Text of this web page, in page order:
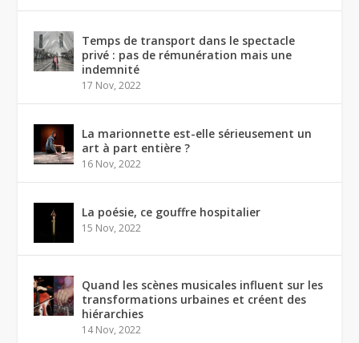
Temps de transport dans le spectacle
privé : pas de rémunération mais une
indemnité
17 Nov, 2022
La marionnette est-elle sérieusement un
art à part entière ?
16 Nov, 2022
La poésie, ce gouffre hospitalier
15 Nov, 2022
Quand les scènes musicales influent sur les
transformations urbaines et créent des
hiérarchies
14 Nov, 2022